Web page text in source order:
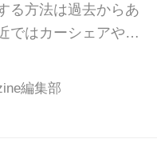
神奈川県足柄
」
る方法は過去からあ
ではカーシェアやサ
。そんな、運転免許
誰でもドライブに行
編集部